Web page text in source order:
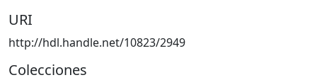
URI
http://hdl.handle.net/10823/2949
Colecciones